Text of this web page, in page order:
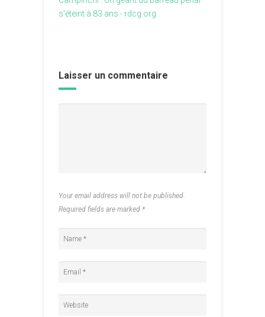
s'éteint à 83 ans - rdcg.org
Laisser un commentaire
Your email address will not be published.
Required fields are marked *